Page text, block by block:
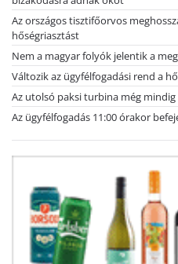
Az országos tisztifőorvos
hőségriasztást
Nem a magyar folyók jelentik a
Változik az ügyfélfogadási rend a
Az utolsó paksi turbina még
Az ügyfélfogadás 11:00 órakor